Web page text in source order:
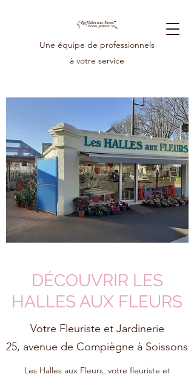
Une équipe de professionnels
à votre service
DÉCOUVRIR LES
HALLES AUX FLEURS
Votre Fleuriste et Jardinerie
25, avenue de Compiègne à Soissons
Les Halles aux Fleurs, votre fleuriste et